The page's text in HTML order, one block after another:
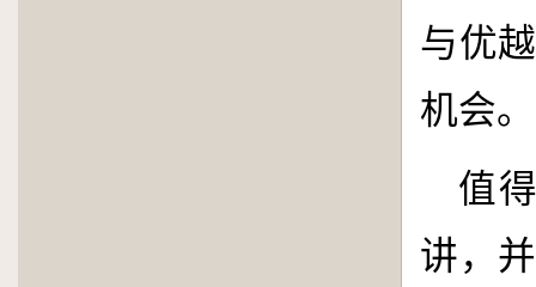
与优
机会。
值
讲，